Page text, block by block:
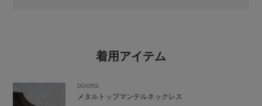
着用アイテム
DOORS
メタルトップマンテルネックレス